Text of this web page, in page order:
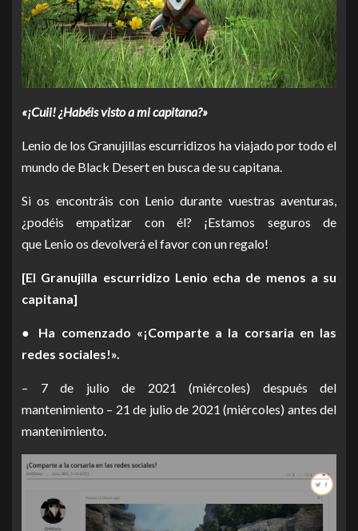
«¡Cuii! ¿Habéis visto a mi capitana?»
Lenio de los Granujillas escurridizos ha viajado por todo el
mundo de Black Desert en busca de su capitana.
Si os encontráis con Lenio durante vuestras aventuras,
¿podéis empatizar con él? ¡Estamos seguros de
que Lenio os devolverá el favor con un regalo!
[El Granujilla escurridizo Lenio echa de menos a su
capitana]
● Ha comenzado «¡Comparte a la corsaria en las
redes sociales!».
– 7 de julio de 2021 (miércoles) después del
mantenimiento – 21 de julio de 2021 (miércoles) antes del
mantenimiento.